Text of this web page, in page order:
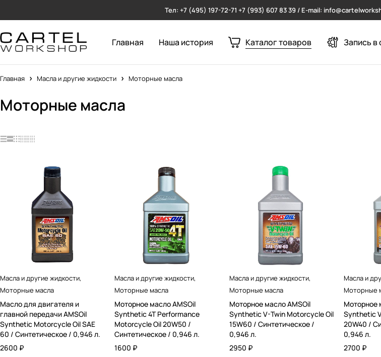
Тел: +7 (495) 197-72-71 +7 (993) 607 83 39 / E-mail:
Главная Наша история Каталог товаров Запись в
Главная Масла и другие жидкости Моторные масла
Моторные масла
Масла и другие жидкости,
Моторные масла
Масло для двигателя и
главной передачи AMSOil
Synthetic Motorcycle Oil SAE
60 / Синтетическое / 0,946 л.
2600 ₽
Масла и другие жидкости,
Моторные масла
Моторное масло AMSOil
Synthetic 4T Performance
Motorcycle Oil 20W50 /
Синтетическое / 0,946 л.
1600 ₽
Масла и другие жидкости,
Моторные масла
Моторное масло AMSOil
Synthetic V-Twin Motorcycle Oil
15W60 / Синтетическое /
0,946 л.
2950 ₽
Масла и
Моторные
Моторное
Synthetic
20W40 /
0,946 л.
2700 ₽